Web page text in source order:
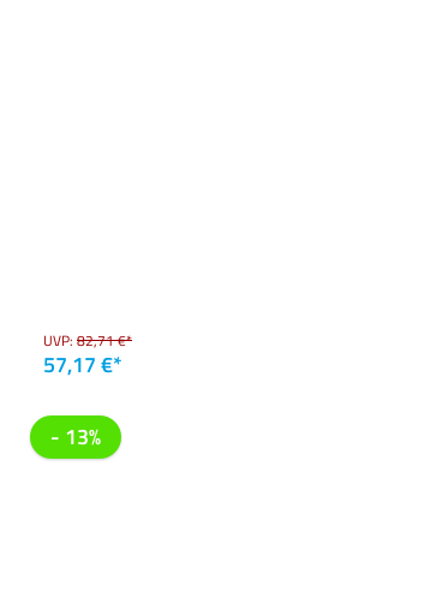
UVP: 82,71 €*
57,17 €*
- 13%